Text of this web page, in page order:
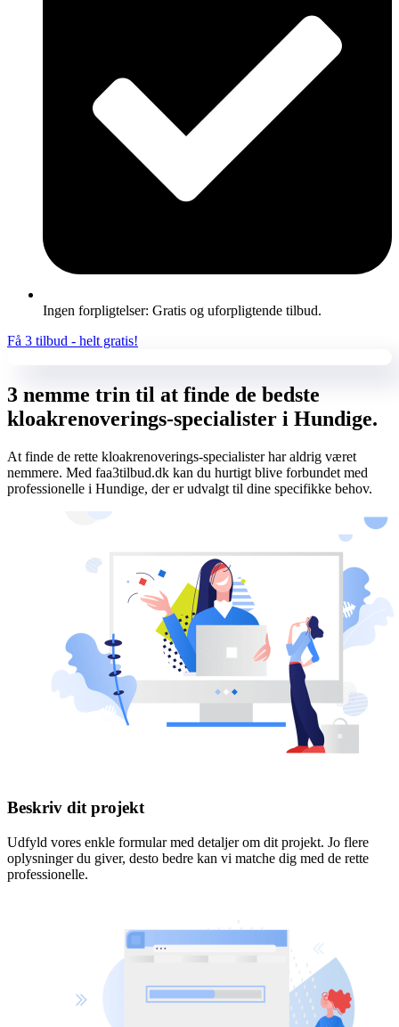
Ingen forpligtelser: Gratis og uforpligtende tilbud.
Få 3 tilbud - helt gratis!
3 nemme trin til at finde de bedste
kloakrenoverings-specialister i Hundige.
At finde de rette kloakrenoverings-specialister har aldrig været
nemmere. Med faa3tilbud.dk kan du hurtigt blive forbundet med
professionelle i Hundige, der er udvalgt til dine specifikke behov.
Beskriv dit projekt
Udfyld vores enkle formular med detaljer om dit projekt. Jo flere
oplysninger du giver, desto bedre kan vi matche dig med de rette
professionelle.